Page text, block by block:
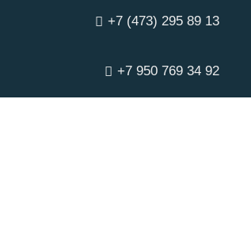
+7 (473) 295 89 13
+7 950 769 34 92